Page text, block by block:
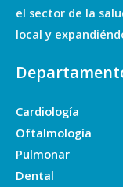
el sector de la
local y
Cardiología
Oftalmología
Pulmonar
Dental